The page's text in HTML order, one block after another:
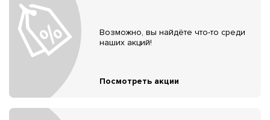
Возможно, вы найдёте что-то среди
наших акций!
Посмотреть акции